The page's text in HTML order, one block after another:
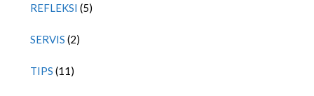
REFLEKSI (5)
SERVIS (2)
TIPS (11)